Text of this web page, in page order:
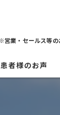
業・セールス等の
患者様のお声